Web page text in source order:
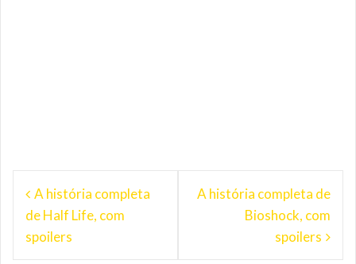
Navegação
de
Post
A história completa
de Half Life, com
spoilers
A história completa de
Bioshock, com
spoilers